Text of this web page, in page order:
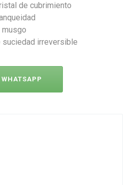
de cubrimiento
suciedad irreversible